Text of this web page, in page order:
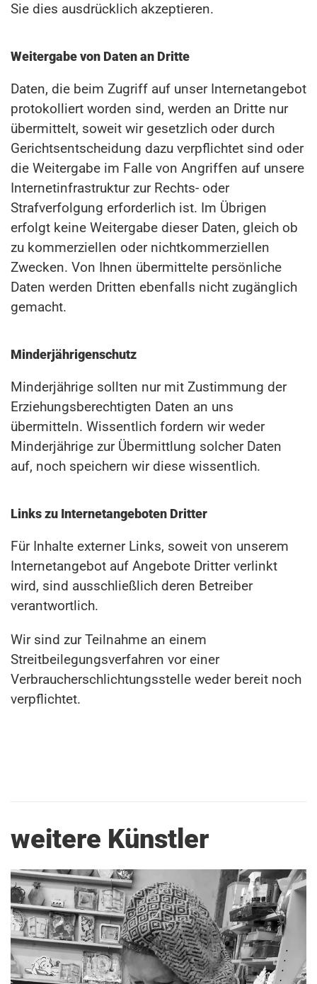
Sie dies ausdrücklich akzeptieren.
Weitergabe von Daten an Dritte
Daten, die beim Zugriff auf unser Internetangebot
protokolliert worden sind, werden an Dritte nur
übermittelt, soweit wir gesetzlich oder durch
Gerichtsentscheidung dazu verpflichtet sind oder
die Weitergabe im Falle von Angriffen auf unsere
Internetinfrastruktur zur Rechts- oder
Strafverfolgung erforderlich ist. Im Übrigen
erfolgt keine Weitergabe dieser Daten, gleich ob
zu kommerziellen oder nichtkommerziellen
Zwecken. Von Ihnen übermittelte persönliche
Daten werden Dritten ebenfalls nicht zugänglich
gemacht.
Minderjährigenschutz
Minderjährige sollten nur mit Zustimmung der
Erziehungsberechtigten Daten an uns
übermitteln. Wissentlich fordern wir weder
Minderjährige zur Übermittlung solcher Daten
auf, noch speichern wir diese wissentlich.
Links zu Internetangeboten Dritter
Für Inhalte externer Links, soweit von unserem
Internetangebot auf Angebote Dritter verlinkt
wird, sind ausschließlich deren Betreiber
verantwortlich.
Wir sind zur Teilnahme an einem
Streitbeilegungsverfahren vor einer
Verbraucherschlichtungsstelle weder bereit noch
verpflichtet.
weitere Künstler